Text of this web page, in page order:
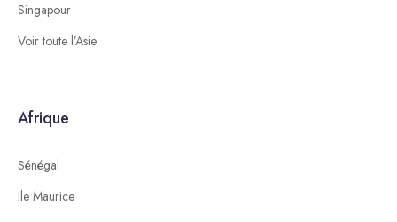
Singapour
Voir toute l’Asie
Afrique
Sénégal
Ile Maurice